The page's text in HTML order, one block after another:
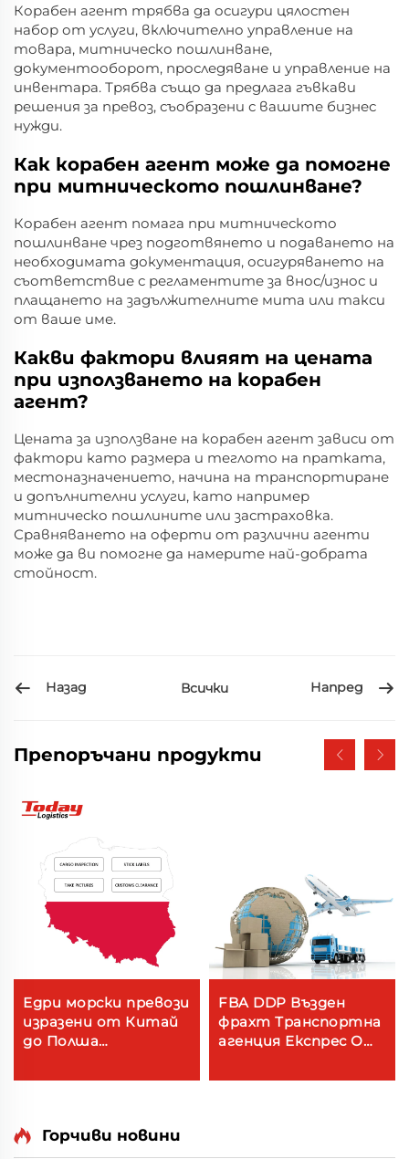
Корабен агент трябва да осигури цялостен
набор от услуги, включително управление на
товара, митническо пошлинване,
документооборот, проследяване и управление на
инвентара. Трябва също да предлага гъвкави
решения за превоз, съобразени с вашите бизнес
нужди.
Как корабен агент може да помогне
при митническото пошлинване?
Корабен агент помага при митническото
пошлинване чрез подготвянето и подаването на
необходимата документация, осигуряването на
съответствие с регламентите за внос/износ и
плащането на задължителните мита или такси
от ваше име.
Какви фактори влияят на цената
при използването на корабен
агент?
Цената за използване на корабен агент зависи от
фактори като размера и теглото на пратката,
местоназначението, начина на транспортиране
и допълнителни услуги, като например
митническо пошлините или застраховка.
Сравняването на оферти от различни агенти
може да ви помогне да намерите най-добрата
стойност.
Назад Всички Напред
Препоръчани продукти
Едри морски превози
изразени от Китай
до Полша
за превозник
FBA DDP Възден
фрахт Транспортна
агенция Експрес От
Канада
Горчиви новини